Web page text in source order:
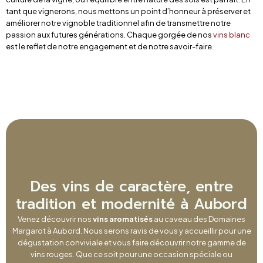
tant que vignerons, nous mettons un point d’honneur à préserver et
améliorer notre vignoble traditionnel afin de transmettre notre
passion aux futures générations. Chaque gorgée de nosvins blanc
est le reflet de notre engagement et de notre savoir-faire.
Des vins de caractère, entre
tradition et modernité à Aubord
Venez découvrir nosvins aromatisésau caveau des Domaines
Margarot à Aubord. Nous serons ravis de vous y accueillir pour une
dégustation conviviale et vous faire découvrir notre gamme de
vins rouges. Que ce soit pour une occasion spéciale ou